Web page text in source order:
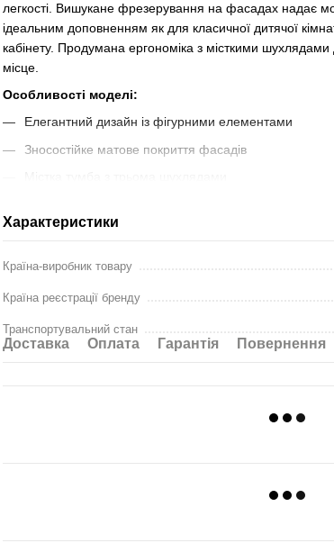
легкості. Вишукане фрезерування на фасадах надає
ідеальним доповненням як для класичної дитячої
кабінету. Продумана ергономіка з місткими шухлядами
місце.
Особливості моделі:
Елегантний дизайн із фігурними елементами
Зносостійке матове покриття фасадів
Технічні характеристики:
Фасади: МДФ 16 мм, покриття ПВХ
Колір: Білий супермат
Характеристики
Країна-виробник товару
Країна реєстрації бренду
Транспортувальний стан
Доставка Оплата Гарантія Повернення